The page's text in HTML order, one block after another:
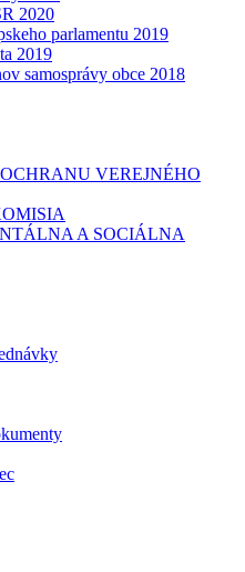
2020
parlamentu 2019
2019
samosprávy obce 2018
VEREJNÉHO
A SOCIÁLNA